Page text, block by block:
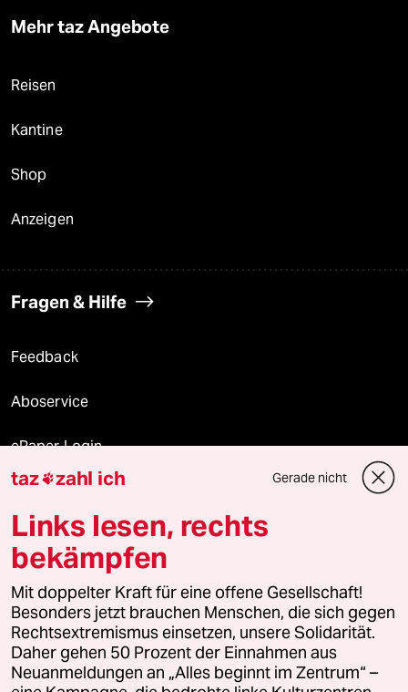
Mehr taz Angebote
Reisen
Kantine
Shop
Anzeigen
Fragen & Hilfe
Feedback
Aboservice
ePaper Login
Downloads für Abonnierende
© 2026 taz Verlags und Vertriebs GmbH
Alle Rechte vorbehalten. Bei rechtlichen Fragen oder für Genehmigungen
wenden Sie sich bitte an
lizenzen@taz.de
Feedback Redaktionsstatut Kommune-Richtlinien
taz zahl ich Gerade nicht
Links lesen, rechts
bekämpfen
Mit doppelter Kraft für eine offene Gesellschaft!
Besonders jetzt brauchen Menschen, die sich gegen
Rechtsextremismus einsetzen, unsere Solidarität.
Daher gehen 50 Prozent der Einnahmen aus
Neuanmeldungen an „Alles beginnt im Zentrum“ –